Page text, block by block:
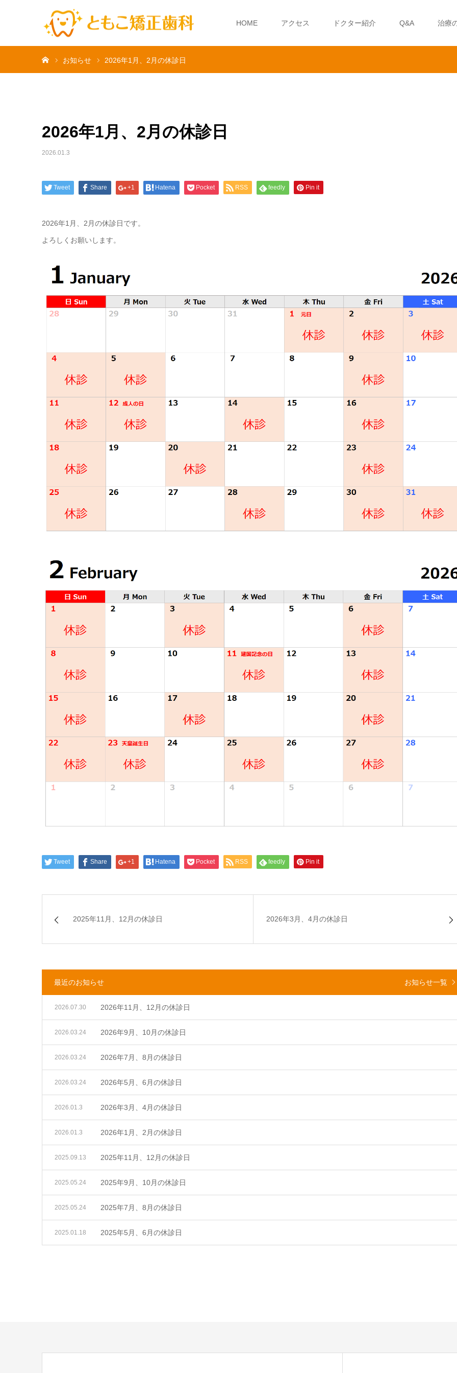
HOME アクセス ドクター紹介 Q&A 治療
お知らせ 2026年1月、2月の休診日
2026年1月、2月の休診日
2026.01.3
Tweet Share +1 Hatena Pocket RSS feedly Pin it
2026年1月、2月の休診日です。
よろしくお願いします。
Tweet Share +1 Hatena Pocket RSS feedly Pin it
2025年11月、12月の休診日 2026年3月、4月の休診日
最近のお知らせ お知らせ一覧
2026年11月、12月の休診日
2026.07.30
2026年9月、10月の休診日
2026.03.24
2026年7月、8月の休診日
2026.03.24
2026年5月、6月の休診日
2026.03.24
2026年3月、4月の休診日
2026.01.3
2026年1月、2月の休診日
2026.01.3
2025年11月、12月の休診日
2025.09.13
2025年9月、10月の休診日
2025.05.24
2025年7月、8月の休診日
2025.05.24
2025年5月、6月の休診日
2025.01.18